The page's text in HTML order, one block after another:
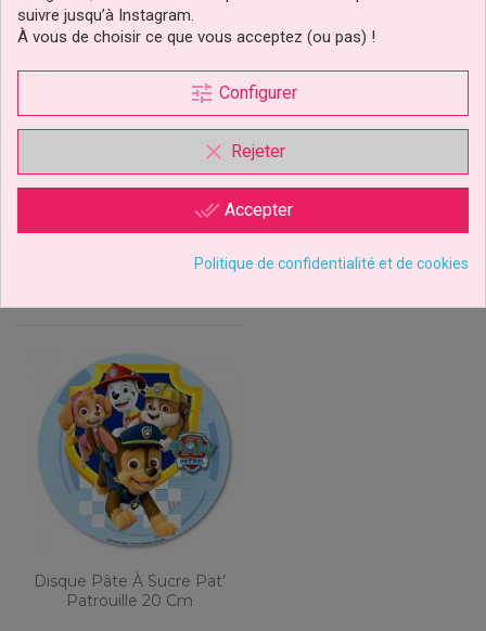
Sucettes En Chocolat Pat
Patrouille Couleurs Aux
Ajouter au panier
Disque De Stella Pat
Patrouille
Ajouter au panier
Disque Pâte À Sucre Pat’
Patrouille 20 Cm
suivre jusqu’à Instagram.
À vous de choisir ce que vous acceptez (ou pas) !
tune Configurer
clear Rejeter
done_all Accepter
Politique de confidentialité et de cookies